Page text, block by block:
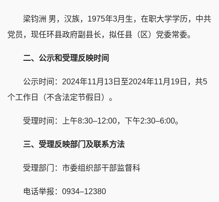
梁钧洲 男，汉族，1975年3月生，在职大学学历，中共
党员，现任环县政府副县长，拟任县（区）党委常委。
二、公示和受理反映时间
公示时间：2024年11月13日至2024年11月19日，共5
个工作日（不含法定节假日）。
受理时间：上午8:30–12:00，下午2:30–6:00。
三、受理反映部门及联系方法
受理部门：市委组织部干部监督科
电话举报：0934–12380